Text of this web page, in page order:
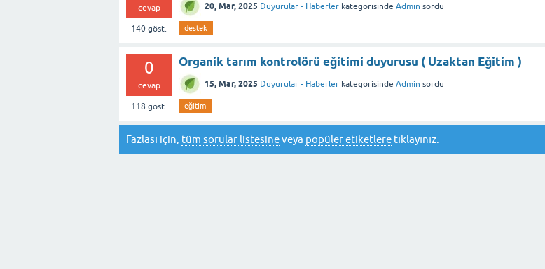
cevap
140 göst.
20, Mar, 2025 Duyurular - Haberler kategorisinde Admin sordu
destek
0
cevap
118 göst.
Organik tarım kontrolörü eğitimi duyurusu ( Uzaktan Eğitim )
15, Mar, 2025 Duyurular - Haberler kategorisinde Admin sordu
eğitim
Fazlası için, tüm sorular listesineveya popüler etiketlere tıklayınız.